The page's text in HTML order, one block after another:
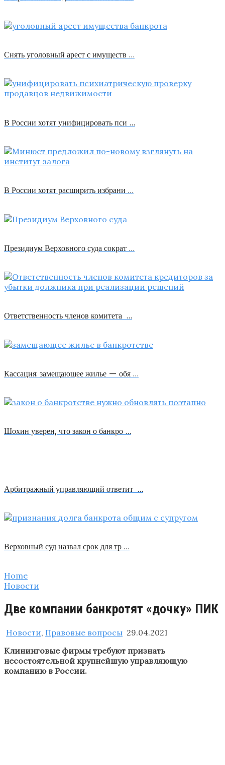
Снять уголовный арест с имуществ …
В России хотят унифицировать пси …
В России хотят расширить избрани …
Президиум Верховного суда сократ …
Ответственность членов комитета …
Кассация: замещающее жилье — обя …
Шохин уверен, что закон о банкро …
Арбитражный управляющий ответит …
Верховный суд назвал срок для тр …
Home
Новости
Две компании банкротят «дочку» ПИК
Новости, Правовые вопросы 29.04.2021
Клининговые фирмы требуют признать
несостоятельной крупнейшую управляющую
компанию в России.